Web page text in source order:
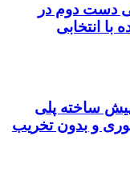
دست دوم در
با انتخابی
پیش ساخته پلی
و بدون تخریب